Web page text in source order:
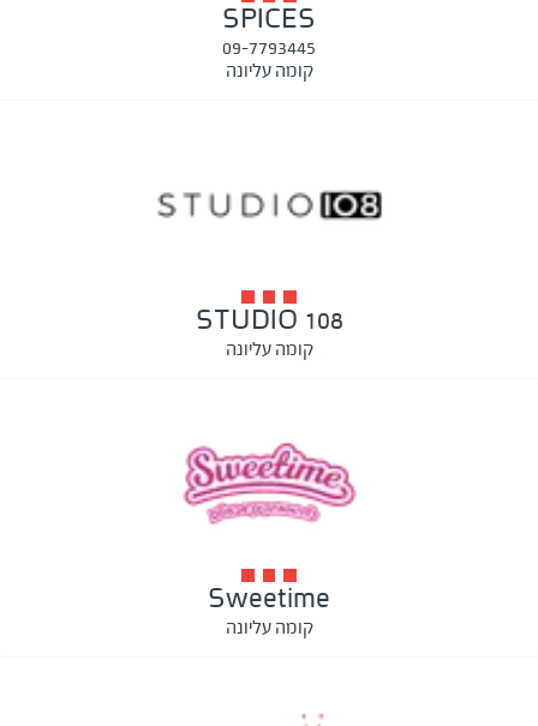
SPICES
09-7793445
קומה עליונה
STUDIO 108
קומה עליונה
Sweetime
קומה עליונה